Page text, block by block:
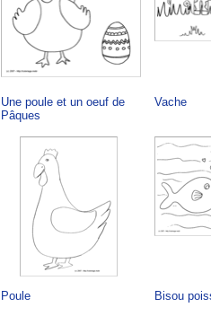
Une poule et un oeuf de
Pâques
Vache
Poule Bisou